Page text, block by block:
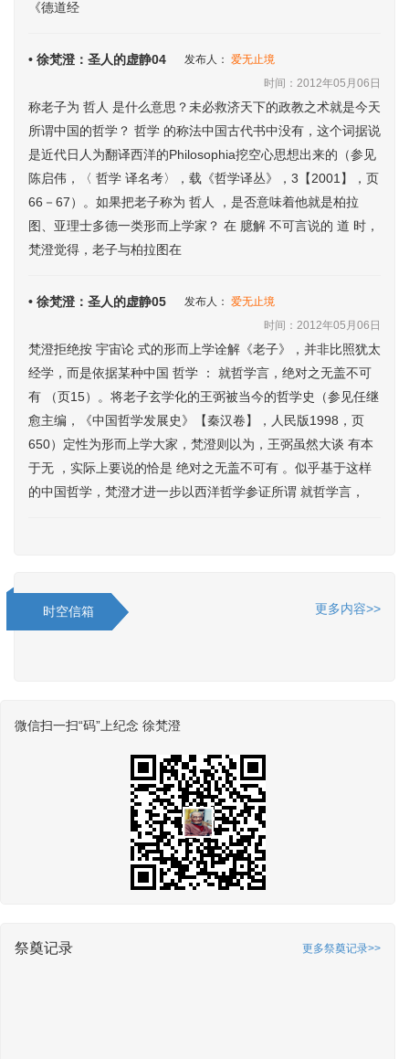
《德道经
• 徐梵澄：圣人的虚静04 发布人： 爱无止境
时间：2012年05月06日
称老子为 哲人 是什么意思？未必救济天下的政教之术就是今天
所谓中国的哲学？ 哲学 的称法中国古代书中没有，这个词据说
是近代日人为翻译西洋的Philosophia挖空心思想出来的（参见
陈启伟，〈 哲学 译名考〉，载《哲学译丛》，3【2001】，页
66－67）。如果把老子称为 哲人 ，是否意味着他就是柏拉
图、亚理士多德一类形而上学家？ 在 臆解 不可言说的 道 时，
梵澄觉得，老子与柏拉图在
• 徐梵澄：圣人的虚静05 发布人： 爱无止境
时间：2012年05月06日
梵澄拒绝按 宇宙论 式的形而上学诠解《老子》，并非比照犹太
经学，而是依据某种中国 哲学 ： 就哲学言，绝对之无盖不可
有 （页15）。将老子玄学化的王弼被当今的哲学史（参见任继
愈主编，《中国哲学发展史》【秦汉卷】，人民版1998，页
650）定性为形而上学大家，梵澄则以为，王弼虽然大谈 有本
于无 ，实际上要说的恰是 绝对之无盖不可有 。似乎基于这样
的中国哲学，梵澄才进一步以西洋哲学参证所谓 就哲学言，
时空信箱 更多内容>>
微信扫一扫“码”上纪念 徐梵澄
祭奠记录 更多祭奠记录>>